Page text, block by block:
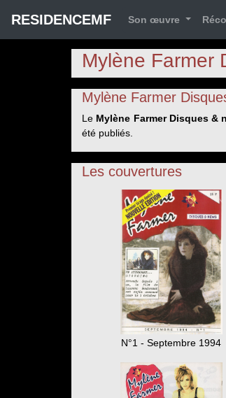
RESIDENCEMF Son œuvre
Mylène Farmer
Mylène Farmer
Le Mylène Farmer Disques &
été publiés.
Les couvertures
N°1 - Septembre 1994